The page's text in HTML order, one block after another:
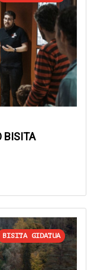
BISITA
BISITA GIDATUA